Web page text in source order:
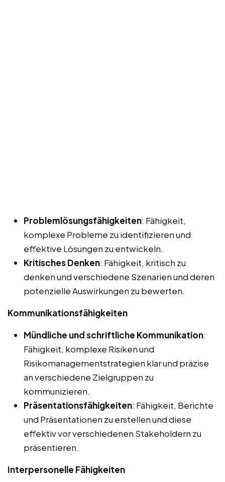
Problemlösungsfähigkeiten: Fähigkeit,
komplexe Probleme zu identifizieren und
effektive Lösungen zu entwickeln.
Kritisches Denken: Fähigkeit, kritisch zu
denken und verschiedene Szenarien und deren
potenzielle Auswirkungen zu bewerten.
Kommunikationsfähigkeiten
Mündliche und schriftliche Kommunikation:
Fähigkeit, komplexe Risiken und
Risikomanagementstrategien klar und präzise
an verschiedene Zielgruppen zu
kommunizieren.
Präsentationsfähigkeiten: Fähigkeit, Berichte
und Präsentationen zu erstellen und diese
effektiv vor verschiedenen Stakeholdern zu
präsentieren.
Interpersonelle Fähigkeiten